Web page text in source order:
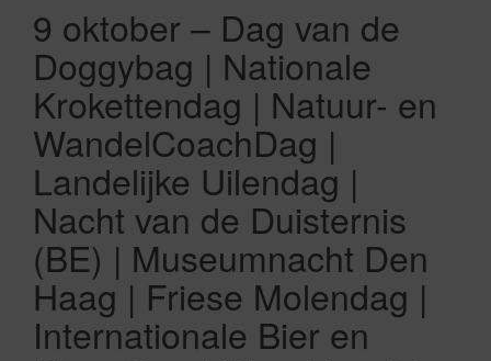
9 oktober – Dag van de
Doggybag | Nationale
Krokettendag | Natuur- en
WandelCoachDag |
Landelijke Uilendag |
Nacht van de Duisternis
(BE) | Museumnacht Den
Haag | Friese Molendag |
Internationale Bier en